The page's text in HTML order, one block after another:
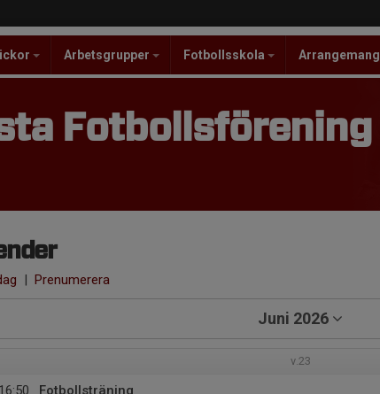
Arbetsgrupper Fotbollsskola Arrangemang
Fotbollsförening
| Prenumerera
Juni 2026
v.23
16:50
Fotbollsträning